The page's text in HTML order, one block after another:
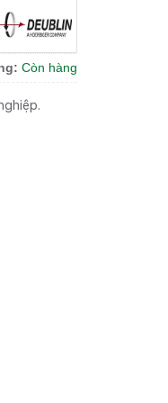
Còn hàng